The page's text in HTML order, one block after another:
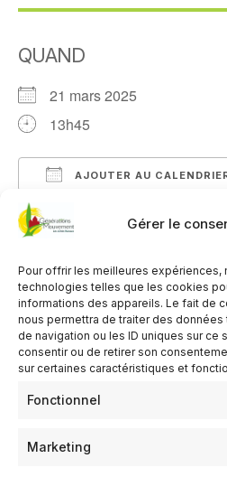
Gérer le
Pour offrir les meilleures expériences,
technologies telles que les cookies
informations des appareils. Le fait de
nous permettra de traiter des
de navigation ou les ID uniques sur ce
consentir ou de retirer son
sur certaines caractéristiques et
Fonctionnel
Marketing
QUAND
21 mars 2025
13h45
AJOUTER AU
TYPE D’ÉVÈNEMENT
Évènements Organisé par
Activité payante
Concours Questions pour un
Réservation de tablées par le
départementale.